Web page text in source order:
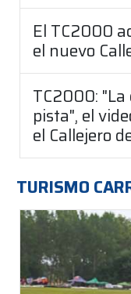
El TC2000
el nuevo
TC2000: "La
pista", el
el Callejero
TURISMO